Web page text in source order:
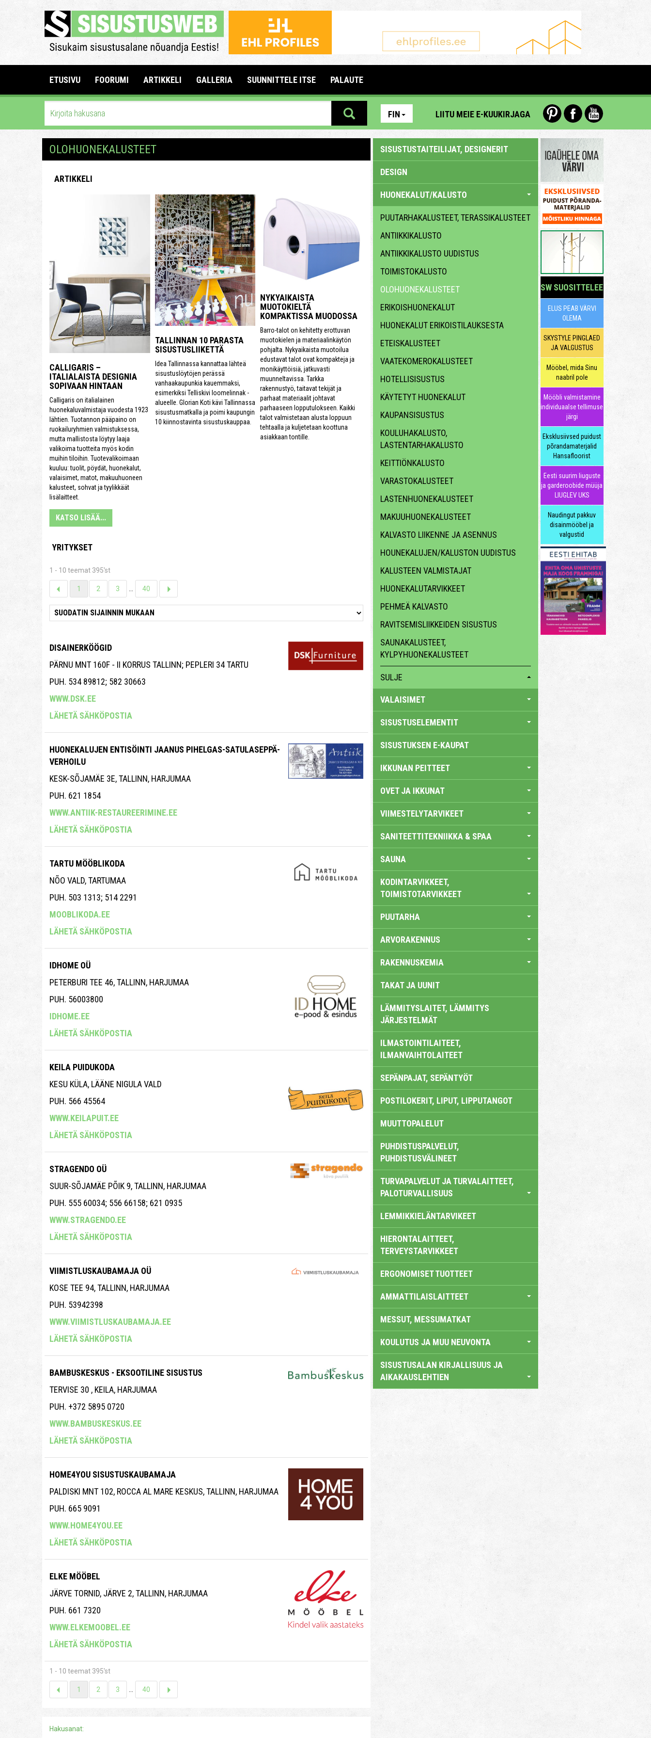
ETUSIVU FOORUMI ARTIKKELI GALLERIA SUUNNITTELE ITSE PALAUTE
FIN LIITU MEIE E-KUUKIRJAGA
OLOHUONEKALUSTEET
ARTIKKELI
CALLIGARIS –
ITALIALAISTA DESIGNIA
SOPIVAAN HINTAAN
Calligaris on italialainen
huonekaluvalmistaja vuodesta 1923
lähtien. Tuotannon pääpaino on
ruokailuryhmien valmistuksessa,
mutta mallistosta löytyy laaja
valikoima tuotteita myös kodin
muihin tiloihin. Tuotevalikoimaan
kuuluu: tuolit, pöydät, huonekalut,
valaisimet, matot, makuuhuoneen
kalusteet, sohvat ja tyylikkäät
lisälaitteet.
TALLINNAN 10 PARASTA
SISUSTUSLIIKETTÄ
Idea Tallinnassa kannattaa lähteä
sisustuslöytöjen perässä
vanhaakaupunkia kauemmaksi,
esimerkiksi Telliskivi loomelinnak -
alueelle. Glorian Koti kävi Tallinnassa
sisustusmatkalla ja poimi kaupungin
10 kiinnostavinta sisustuskauppaa.
NYKYAIKAISTA
MUOTOKIELTÄ
KOMPAKTISSA MUODOSSA
Barro-talot on kehitetty erottuvan
muotokielen ja materiaalinkäytön
pohjalta. Nykyaikaista muotoilua
edustavat talot ovat kompakteja ja
monikäyttöisiä, jatkuvasti
muunneltavissa. Tarkka
rakennustyö, taitavat tekijät ja
parhaat materiaalit johtavat
parhaaseen lopputulokseen. Kaikki
talot valmistetaan alusta loppuun
tehtaalla ja kuljetetaan koottuna
asiakkaan tontille.
KATSO LISÄÄ...
YRITYKSET
1 - 10 teemat 395'st
1 2 3 40
DISAINERKÖÖGID
PÄRNU MNT 160F - II KORRUS TALLINN; PEPLERI 34 TARTU
PUH. 534 89812; 582 30663
WWW.DSK.EE
LÄHETÄ SÄHKÖPOSTIA
HUONEKALUJEN ENTISÖINTI JAANUS PIHELGAS-SATULASEPPÄ-
VERHOILU
KESK-SÕJAMÄE 3E, TALLINN, HARJUMAA
PUH. 621 1854
WWW.ANTIIK-RESTAUREERIMINE.EE
LÄHETÄ SÄHKÖPOSTIA
TARTU MÖÖBLIKODA
NÕO VALD, TARTUMAA
PUH. 503 1313; 514 2291
MOOBLIKODA.EE
LÄHETÄ SÄHKÖPOSTIA
IDHOME OÜ
PETERBURI TEE 46, TALLINN, HARJUMAA
PUH. 56003800
IDHOME.EE
LÄHETÄ SÄHKÖPOSTIA
KEILA PUIDUKODA
KESU KÜLA, LÄÄNE NIGULA VALD
PUH. 566 45564
WWW.KEILAPUIT.EE
LÄHETÄ SÄHKÖPOSTIA
STRAGENDO OÜ
SUUR-SÕJAMÄE PÕIK 9, TALLINN, HARJUMAA
PUH. 555 60034; 556 66158; 621 0935
WWW.STRAGENDO.EE
LÄHETÄ SÄHKÖPOSTIA
VIIMISTLUSKAUBAMAJA OÜ
KOSE TEE 94, TALLINN, HARJUMAA
PUH. 53942398
WWW.VIIMISTLUSKAUBAMAJA.EE
LÄHETÄ SÄHKÖPOSTIA
BAMBUSKESKUS - EKSOOTILINE SISUSTUS
TERVISE 30 , KEILA, HARJUMAA
PUH. +372 5895 0720
WWW.BAMBUSKESKUS.EE
LÄHETÄ SÄHKÖPOSTIA
HOME4YOU SISUSTUSKAUBAMAJA
PALDISKI MNT 102, ROCCA AL MARE KESKUS, TALLINN, HARJUMAA
PUH. 665 9091
WWW.HOME4YOU.EE
LÄHETÄ SÄHKÖPOSTIA
ELKE MÖÖBEL
JÄRVE TORNID, JÄRVE 2, TALLINN, HARJUMAA
PUH. 661 7320
WWW.ELKEMOOBEL.EE
LÄHETÄ SÄHKÖPOSTIA
1 - 10 teemat 395'st
1 2 3 40
Hakusanat:
SISUSTUSTAITEILIJAT, DESIGNERIT
DESIGN
HUONEKALUT/KALUSTO
PUUTARHAKALUSTEET, TERASSIKALUSTEET
ANTIIKKIKALUSTO
ANTIIKKIKALUSTO UUDISTUS
TOIMISTOKALUSTO
OLOHUONEKALUSTEET
ERIKOISHUONEKALUT
HUONEKALUT ERIKOISTILAUKSESTA
ETEISKALUSTEET
VAATEKOMEROKALUSTEET
HOTELLISISUSTUS
KÄYTETYT HUONEKALUT
KAUPANSISUSTUS
KOULUHAKALUSTO,
LASTENTARHAKALUSTO
KEITTIÖNKALUSTO
VARASTOKALUSTEET
LASTENHUONEKALUSTEET
MAKUUHUONEKALUSTEET
KALVASTO LIIKENNE JA ASENNUS
HOUNEKALUJEN/KALUSTON UUDISTUS
KALUSTEEN VALMISTAJAT
HUONEKALUTARVIKKEET
PEHMEÄ KALVASTO
RAVITSEMISLIIKKEIDEN SISUSTUS
SAUNAKALUSTEET,
KYLPYHUONEKALUSTEET
SULJE
VALAISIMET
SISUSTUSELEMENTIT
SISUSTUKSEN E-KAUPAT
IKKUNAN PEITTEET
OVET JA IKKUNAT
VIIMESTELYTARVIKEET
SANITEETTITEKNIIKKA & SPAA
SAUNA
KODINTARVIKKEET,
TOIMISTOTARVIKKEET
PUUTARHA
ARVORAKENNUS
RAKENNUSKEMIA
TAKAT JA UUNIT
LÄMMITYSLAITET, LÄMMITYS
JÄRJESTELMÄT
ILMASTOINTILAITEET,
ILMANVAIHTOLAITEET
SEPÄNPAJAT, SEPÄNTYÖT
POSTILOKERIT, LIPUT, LIPPUTANGOT
MUUTTOPALELUT
PUHDISTUSPALVELUT,
PUHDISTUSVÄLINEET
TURVAPALVELUT JA TURVALAITTEET,
PALOTURVALLISUUS
LEMMIKKIELÄNTARVIKEET
HIERONTALAITTEET,
TERVEYSTARVIKKEET
ERGONOMISET TUOTTEET
AMMATTILAISLAITTEET
MESSUT, MESSUMATKAT
KOULUTUS JA MUU NEUVONTA
SISUSTUSALAN KIRJALLISUUS JA
AIKAKAUSLEHTIEN
SW SUOSITTELEE
ELUS PEAB VÄRVI
OLEMA
SKYSTYLE PINGLAED
JA VALGUSTUS
Mööbel, mida Sinu
naabril pole
Mööbli valmistamine
individuaalse tellimuse
järgi
Eksklusiivsed puidust
põrandamaterjalid
Hansafloorist
Eesti suurim liuguste
ja garderoobide müüja
LIUGLEV UKS
Naudingut pakkuv
disainmööbel ja
valgustid